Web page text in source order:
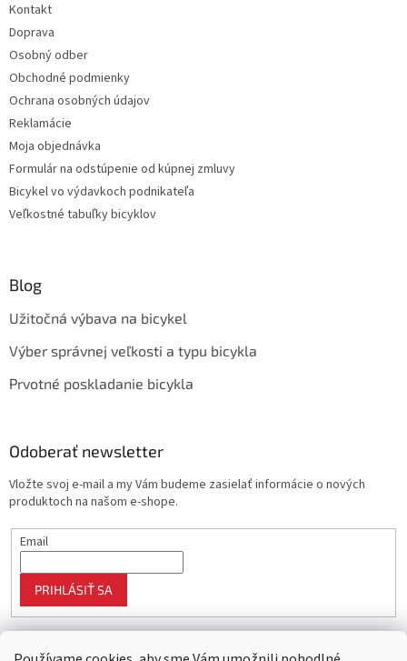
Kontakt
Doprava
Osobný odber
Obchodné podmienky
Ochrana osobných údajov
Reklamácie
Moja objednávka
Formulár na odstúpenie od kúpnej zmluvy
Bicykel vo výdavkoch podnikateľa
Veľkostné tabuľky bicyklov
Blog
Užitočná výbava na bicykel
Výber správnej veľkosti a typu bicykla
Prvotné poskladanie bicykla
Odoberať newsletter
Vložte svoj e-mail a my Vám budeme zasielať informácie o nových
produktoch na našom e-shope.
Email
PRIHLÁSIŤ SA